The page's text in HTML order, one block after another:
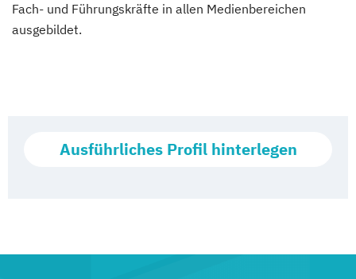
Fach- und Führungskräfte in allen Medienbereichen
ausgebildet.
Ausführliches Profil hinterlegen